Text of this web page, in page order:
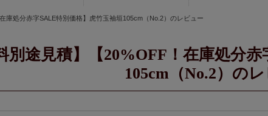
庫処分赤字SALE特別価格】虎竹玉袖垣105cm（No.2）のレビュー
別途見積】【20%OFF！在庫処分
105cm（No.2）の